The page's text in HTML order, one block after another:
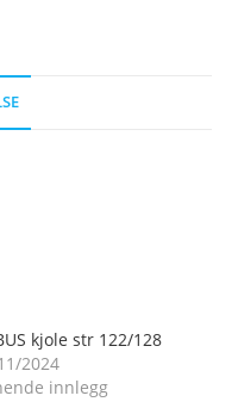
kjole str 122/128
2024
innlegg